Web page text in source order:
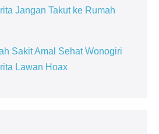
Jangan Takut ke Rumah
Sakit Amal Sehat Wonogiri
Lawan Hoax